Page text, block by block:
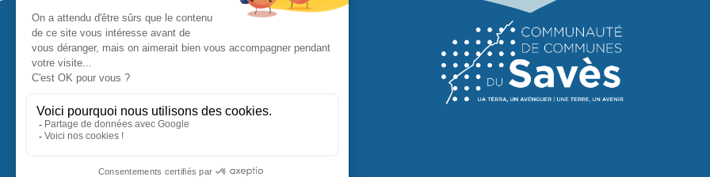
Retrouvez-nous !
37 Avenue de la Gailloue
32220 Lombez
contact@ccsaves32.fr